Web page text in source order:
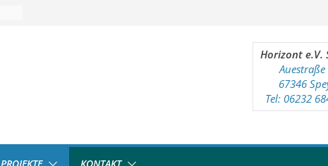
Horizont e.V.
Auestraße
67346
Tel: 06232